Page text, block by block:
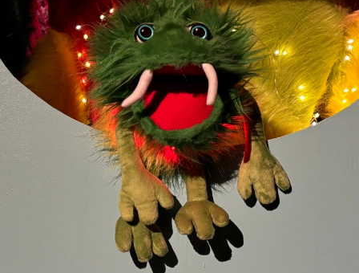
Gastspiele
Extras
Available for Touring
Archiv
MITSPIELEN
Macht Wahn Sinn
Abenteuernacht
Kinder-Redaktion